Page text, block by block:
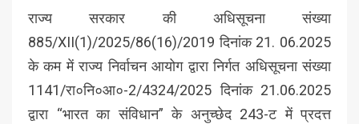
राज्य सरकार की अधिसूचना संख्या
885/XII(1)/2025/86(16)/2019 दिनांक 21. 06.2025
के कम में राज्य निर्वाचन आयोग द्वारा निर्गत अधिसूचना संख्या
1141/रा०नि०आ०-2/4324/2025 दिनांक 21.06.2025
द्वारा “भारत का संविधान” के अनुच्छेद 243-ट में प्रदत्त